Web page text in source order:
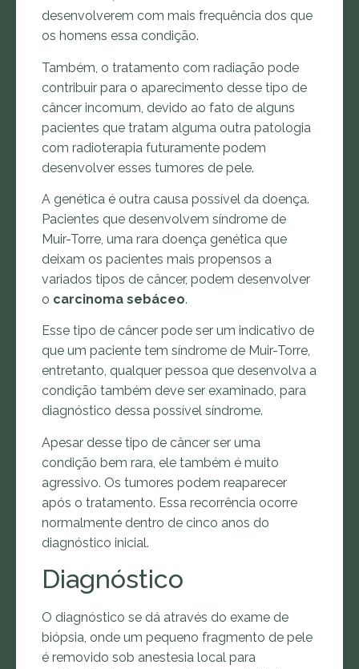
desenvolverem com mais frequência dos que
os homens essa condição.
Também, o tratamento com radiação pode
contribuir para o aparecimento desse tipo de
câncer incomum, devido ao fato de alguns
pacientes que tratam alguma outra patologia
com radioterapia futuramente podem
desenvolver esses tumores de pele.
A genética é outra causa possível da doença.
Pacientes que desenvolvem síndrome de
Muir-Torre, uma rara doença genética que
deixam os pacientes mais propensos a
variados tipos de câncer, podem desenvolver
o carcinoma sebáceo.
Esse tipo de câncer pode ser um indicativo de
que um paciente tem síndrome de Muir-Torre,
entretanto, qualquer pessoa que desenvolva a
condição também deve ser examinado, para
diagnóstico dessa possível síndrome.
Apesar desse tipo de câncer ser uma
condição bem rara, ele também é muito
agressivo. Os tumores podem reaparecer
após o tratamento. Essa recorrência ocorre
normalmente dentro de cinco anos do
diagnóstico inicial.
Diagnóstico
O diagnóstico se dá através do exame de
biópsia, onde um pequeno fragmento de pele
é removido sob anestesia local para